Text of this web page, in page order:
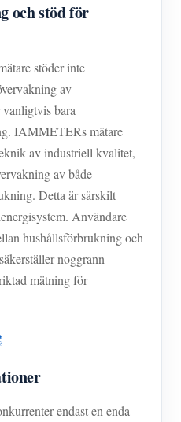
och stöd för
stöder inte
av
vanligtvis bara
IAMMETERs mätare
av industriell kvalitet,
av både
Detta är särskilt
Användare
hushållsförbrukning och
noggrann
mätning för
endast en enda